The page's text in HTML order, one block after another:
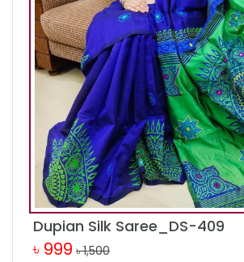
Dupian Silk Saree_DS-409
৳ 999 ৳ 1,500